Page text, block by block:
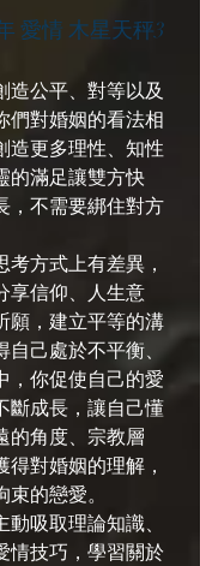
愛情 木星天秤3
造公平、對等以及
們對婚姻的看法相
造更多理性、知性
的滿足讓雙方快
，不需要綁住對方
方式上有差異，
享信仰、人生意
願，建立平等的溝
己處於不平衡、
，你促使自己的愛
斷成長，讓自己懂
的角度、宗教層
對婚姻的理解，
的戀愛。
吸取理論知識、
情技巧，學習關於